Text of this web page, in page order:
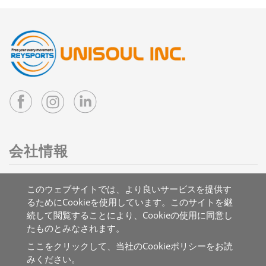
このウェブサイトでは、より良いサービスを提供す
るためにCookieを使用しています。このサイトを継
続して閲覧することにより、Cookieの使用に同意し
たものとみなされます。
ここをクリックして、当社のCookieポリシーをお読
みください。
会社情報
住所：台湾 41263 台中市大里区国中二路3号
メール：info@reysports.com
電話：+886-4-24068688
FAX：+886-4-24068626